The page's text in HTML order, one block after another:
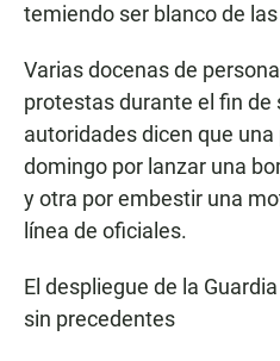
temiendo ser blanco de
Varias docenas de
protestas durante el fin de
autoridades dicen que
domingo por lanzar una
y otra por embestir una
línea de oficiales.
El despliegue de la
sin precedentes